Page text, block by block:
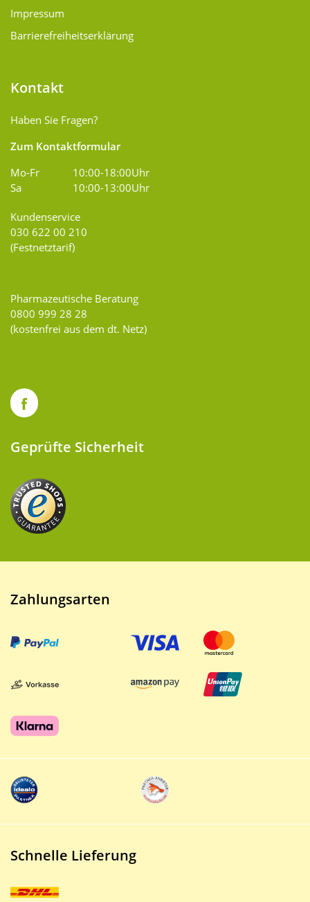
Impressum
Barrierefreiheitserklärung
Kontakt
Haben Sie Fragen?
Zum Kontaktformular
Mo-Fr
10:00-18:00Uhr
Sa
10:00-13:00Uhr
Kundenservice
030 622 00 210
(Festnetztarif)
Pharmazeutische Beratung
0800 999 28 28
(kostenfrei aus dem dt. Netz)
Geprüfte Sicherheit
Zahlungsarten
Schnelle Lieferung